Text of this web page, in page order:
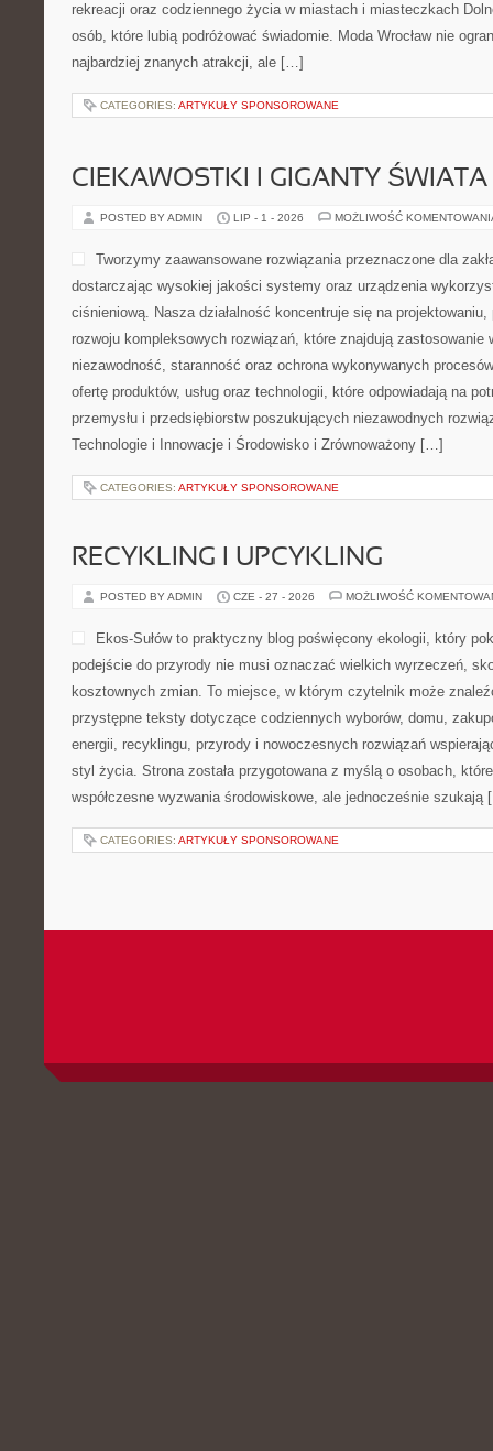
rekreacji oraz codziennego życia w miastach i miasteczkach
osób, które lubią podróżować świadomie. Moda Wrocław nie
najbardziej znanych atrakcji, ale […]
CATEGORIES: ARTYKUŁY SPONSOROWANE
CIEKAWOSTKI I GIGANTY ŚWIATA
POSTED BY ADMIN LIP - 1 - 2026 MOŻLIWOŚĆ
Tworzymy zaawansowane rozwiązania przeznaczone dla
dostarczając wysokiej jakości systemy oraz urządzenia
ciśnieniową. Nasza działalność koncentruje się na
rozwoju kompleksowych rozwiązań, które znajdują
niezawodność, staranność oraz ochrona wykonywanych
ofertę produktów, usług oraz technologii, które odpowiadają na
przemysłu i przedsiębiorstw poszukujących niezawodnych
Technologie i Innowacje i Środowisko i Zrównoważony […]
CATEGORIES: ARTYKUŁY SPONSOROWANE
RECYKLING I UPCYKLING
POSTED BY ADMIN CZE - 27 - 2026 MOŻLIWOŚĆ
Ekos-Sułów to praktyczny blog poświęcony ekologii, który
podejście do przyrody nie musi oznaczać wielkich wyrzeczeń,
kosztownych zmian. To miejsce, w którym czytelnik może
przystępne teksty dotyczące codziennych wyborów, domu,
energii, recyklingu, przyrody i nowoczesnych rozwiązań
styl życia. Strona została przygotowana z myślą o osobach,
współczesne wyzwania środowiskowe, ale jednocześnie
CATEGORIES: ARTYKUŁY SPONSOROWANE